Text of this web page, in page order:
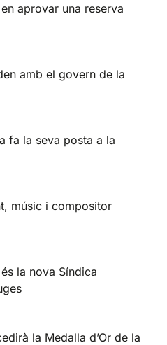
aprovar una reserva
amb el govern de la
fa la seva posta a la
músic i compositor
la nova Síndica
la Medalla d’Or de la